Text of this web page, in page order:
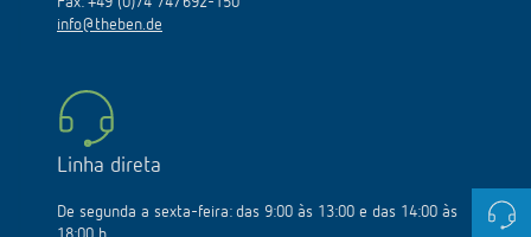
info@theben.de
Linha direta
De segunda a sexta-feira: das 9:00 às 13:00 e das 14:00 às